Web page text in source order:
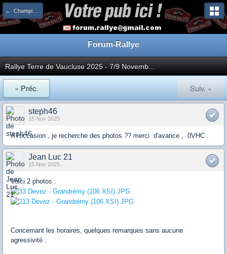
← Championnat de France
Forum-Rallye
Rallye Terre de Vaucluse 2025 - 7/9 Novemb...
« Préc. Suiv. »
steph46
15 Nov 2025
A l'occasion , je recherche des photos ?? merci d'avance , 0VHC .
Jean Luc 21
15 Nov 2025
Voici 2 photos :
Concernant les horaires, quelques remarques sans aucune
agressivité :